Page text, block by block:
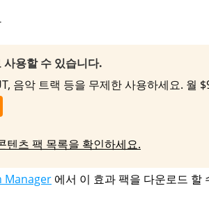
용할 수 있습니다.
음악 트랙 등을 무제한 사용하세요. 월
텐츠 팩 목록을 확인하세요.
Manager 에서 이 효과 팩을 다운로드 할